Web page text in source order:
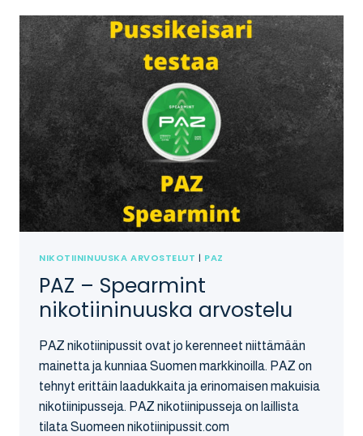
NIKOTIININUUSKA ARVOSTELUT | PAZ
PAZ – Spearmint
nikotiininuuska arvostelu
PAZ nikotiinipussit ovat jo kerenneet niittämään
mainetta ja kunniaa Suomen markkinoilla. PAZ on
tehnyt erittäin laadukkaita ja erinomaisen makuisia
nikotiinipusseja. PAZ nikotiinipusseja on laillista
tilata Suomeen nikotiinipussit.com